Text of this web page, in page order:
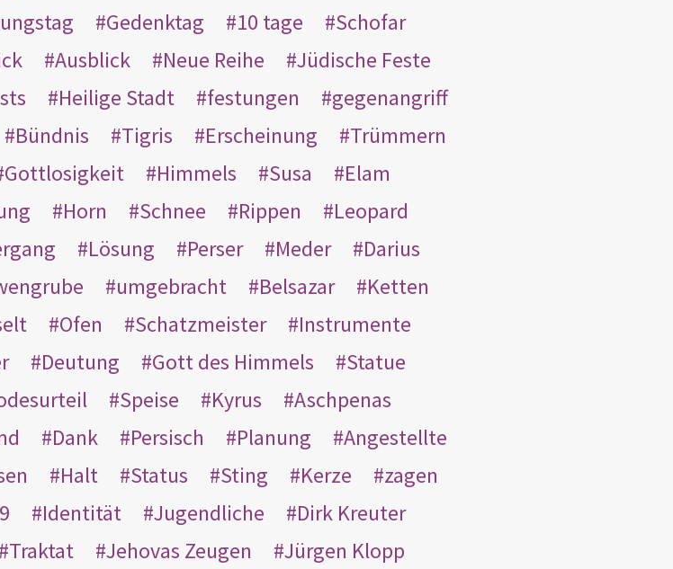
Gedenktag 10 tage
Schofar
Ausblick Neue Reihe
Jüdische Feste
Heilige Stadt festungen
gegenangriff
Bündnis Tigris Erscheinung
Trümmern
Gottlosigkeit Himmels Susa
Elam
Horn Schnee Rippen
Leopard
Lösung Perser Meder
Darius
umgebracht Belsazar
Ketten
Ofen Schatzmeister
Instrumente
Deutung Gott des Himmels
Statue
Speise Kyrus
Aschpenas
Dank Persisch Planung
Angestellte
Halt Status Sting Kerze
zagen
Identität Jugendliche
Dirk Kreuter
Traktat Jehovas Zeugen
Jürgen Klopp